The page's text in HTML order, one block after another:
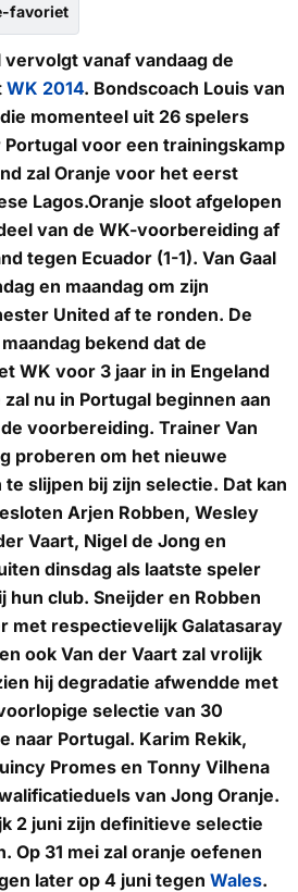
favoriet
vanaf vandaag de
WK 2014. Bondscoach Louis van
momenteel uit 26 spelers
voor een trainingskamp
zal Oranje voor het eerst
Lagos.Oranje sloot afgelopen
van de WK-voorbereiding af
tegen Ecuador (1-1). Van Gaal
en maandag om zijn
United af te ronden. De
bekend dat de
WK voor 3 jaar in in Engeland
nu in Portugal beginnen aan
voorbereiding. Trainer Van
proberen om het nieuwe
slijpen bij zijn selectie. Dat kan
Arjen Robben, Wesley
Vaart, Nigel de Jong en
dinsdag als laatste speler
hun club. Sneijder en Robben
met respectievelijk Galatasaray
ook Van der Vaart zal vrolijk
hij degradatie afwendde met
selectie van 30
naar Portugal. Karim Rekik,
Promes en Tonny Vilhena
van Jong Oranje.
2 juni zijn definitieve selectie
Op 31 mei zal oranje oefenen
later op 4 juni tegen Wales.